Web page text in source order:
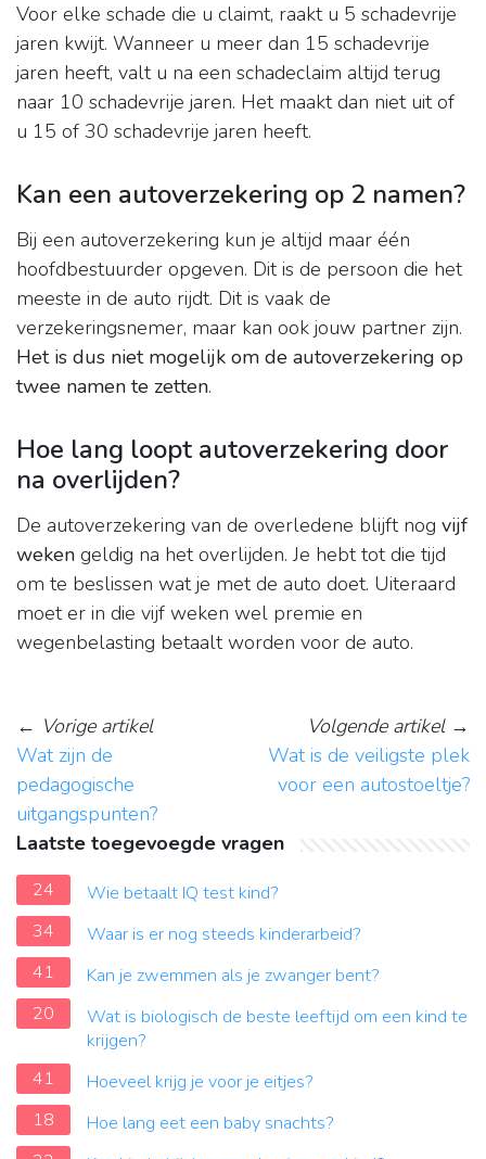
Voor elke schade die u claimt, raakt u 5 schadevrije
jaren kwijt. Wanneer u meer dan 15 schadevrije
jaren heeft, valt u na een schadeclaim altijd terug
naar 10 schadevrije jaren. Het maakt dan niet uit of
u 15 of 30 schadevrije jaren heeft.
Kan een autoverzekering op 2 namen?
Bij een autoverzekering kun je altijd maar één
hoofdbestuurder opgeven. Dit is de persoon die het
meeste in de auto rijdt. Dit is vaak de
verzekeringsnemer, maar kan ook jouw partner zijn.
Het is dus niet mogelijk om de autoverzekering op
twee namen te zetten.
Hoe lang loopt autoverzekering door
na overlijden?
De autoverzekering van de overledene blijft nog vijf
weken geldig na het overlijden. Je hebt tot die tijd
om te beslissen wat je met de auto doet. Uiteraard
moet er in die vijf weken wel premie en
wegenbelasting betaalt worden voor de auto.
← Vorige artikel
Wat zijn de
pedagogische
uitgangspunten?
Volgende artikel→
Wat is de veiligste plek
voor een autostoeltje?
Laatste toegevoegde vragen
24
Wie betaalt IQ test kind?
34
Waar is er nog steeds kinderarbeid?
41
Kan je zwemmen als je zwanger bent?
20
Wat is biologisch de beste leeftijd om een kind te
krijgen?
41
Hoeveel krijg je voor je eitjes?
18
Hoe lang eet een baby snachts?